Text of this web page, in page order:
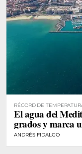
RÉCORD DE
El agua del
grados y marca
ANDRÉS FIDALGO